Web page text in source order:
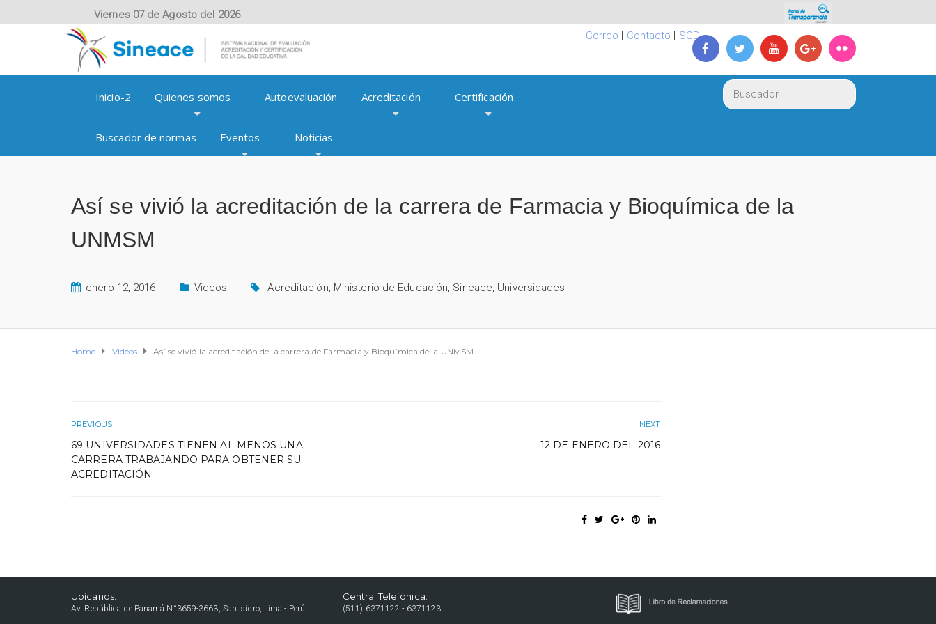
Viernes 07 de Agosto del 2026
Correo | Contacto | SGD
Inicio-2 Quienes somos Autoevaluación Acreditación Certificación
Buscador de normas Eventos Noticias
Así se vivió la acreditación de la carrera de Farmacia y Bioquímica de la
UNMSM
enero 12, 2016 Videos Acreditación, Ministerio de Educación, Sineace, Universidades
Home Videos Así se vivió la acreditación de la carrera de Farmacia y Bioquímica de la UNMSM
PREVIOUS
69 UNIVERSIDADES TIENEN AL MENOS UNA
CARRERA TRABAJANDO PARA OBTENER SU
ACREDITACIÓN
NEXT
12 DE ENERO DEL 2016
Ubícanos:
Av. República de Panamá N°3659-3663, San Isidro, Lima - Perú
Central Telefónica:
(511) 6371122 - 6371123